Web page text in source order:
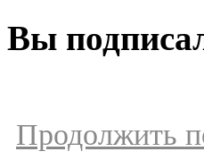
Вы
Продолжить